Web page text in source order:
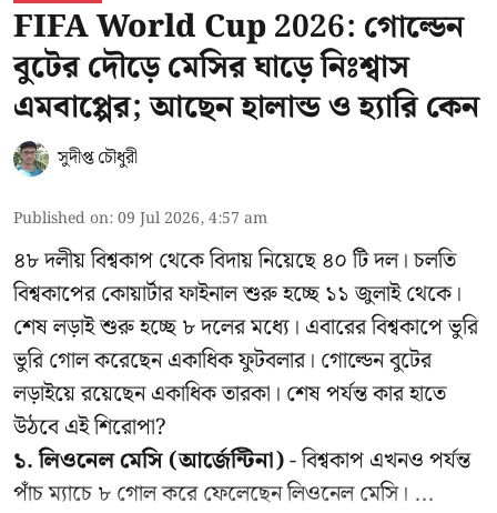
FIFA World Cup 2026: গোল্ডেন
বুটের দৌড়ে মেসির ঘাড়ে নিঃশ্বাস
এমবাপ্পের; আছেন হালান্ড ও হ্যারি কেন
সুদীপ্ত চৌধুরী
Published on:09 Jul 2026, 4:57 am
৪৮ দলীয় বিশ্বকাপ থেকে বিদায় নিয়েছে ৪০ টি দল। চলতি
বিশ্বকাপের কোয়ার্টার ফাইনাল শুরু হচ্ছে ১১ জুলাই থেকে।
শেষ লড়াই শুরু হচ্ছে ৮ দলের মধ্যে। এবারের বিশ্বকাপে ভুরি
ভুরি গোল করেছেন একাধিক ফুটবলার। গোল্ডেন বুটের
লড়াইয়ে রয়েছেন একাধিক তারকা। শেষ পর্যন্ত কার হাতে
উঠবে এই শিরোপা?
১. লিওনেল মেসি (আর্জেন্টিনা)- বিশ্বকাপ এখনও পর্যন্ত
পাঁচ ম্যাচে ৮ গোল করে ফেলেছেন লিওনেল মেসি। ...